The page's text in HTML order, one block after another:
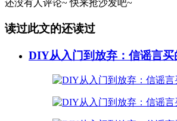
还没有人评论~ 快来抢沙发吧~
读过此文的还读过
DIY从入门到放弃：信谣言买